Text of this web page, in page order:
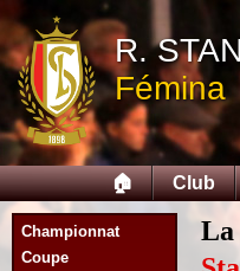
R.
Fémina
🏠 Club
Championnat
Coupe
12/09/2015
26/09/2015
03/10/2015
28/11/2015
09/03/2016
09/04/2016
13/04/2016
16/05/2016
09/08/2016
08/10/2016
01/03/2017
La